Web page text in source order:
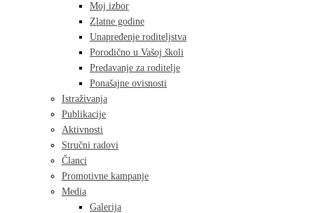
Moj izbor
Zlatne godine
Unapređenje roditeljstva
Porodično u Vašoj školi
Predavanje za roditelje
Ponašajne ovisnosti
Istraživanja
Publikacije
Aktivnosti
Stručni radovi
Članci
Promotivne kampanje
Media
Galerija